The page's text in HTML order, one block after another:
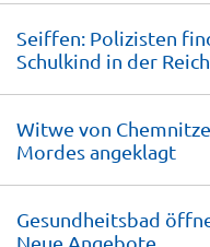
Seiffen: Polizisten
Schulkind in der
Witwe von
Mordesangeklagt
Gesundheitsbad
Neue Angebote